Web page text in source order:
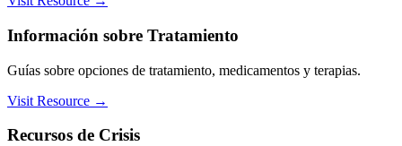
Información sobre Tratamiento
Guías sobre opciones de tratamiento, medicamentos y terapias.
Visit Resource →
Recursos de Crisis